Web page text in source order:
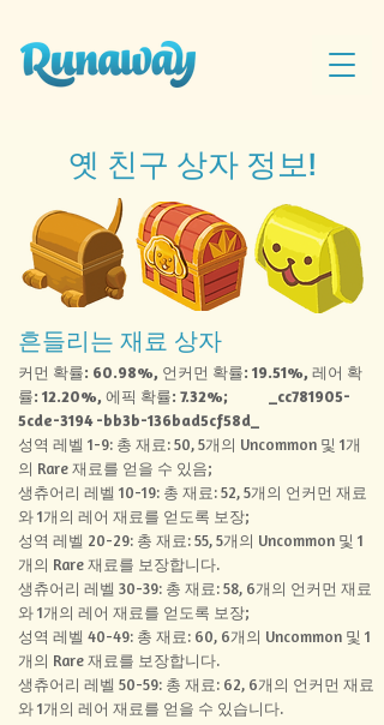
옛 친구 상자 정보!
흔들리는 재료 상자
커먼 확률: 60.98%, 언커먼 확률: 19.51%, 레어 확
률: 12.20%, 에픽 확률: 7.32%;
_cc781905-
5cde-3194 -bb3b-136bad5cf58d_
성역 레벨 1-9: 총 재료: 50, 5개의 Uncommon 및 1개
의 Rare 재료를 얻을 수 있음;
생츄어리 레벨 10-19: 총 재료: 52, 5개의 언커먼 재료
와 1개의 레어 재료를 얻도록 보장;
성역 레벨 20-29: 총 재료: 55, 5개의 Uncommon 및 1
개의 Rare 재료를 보장합니다.
생츄어리 레벨 30-39: 총 재료: 58, 6개의 언커먼 재료
와 1개의 레어 재료를 얻도록 보장;
성역 레벨 40-49: 총 재료: 60, 6개의 Uncommon 및 1
개의 Rare 재료를 보장합니다.
생츄어리 레벨 50-59: 총 재료: 62, 6개의 언커먼 재료
와 1개의 레어 재료를 얻을 수 있습니다.